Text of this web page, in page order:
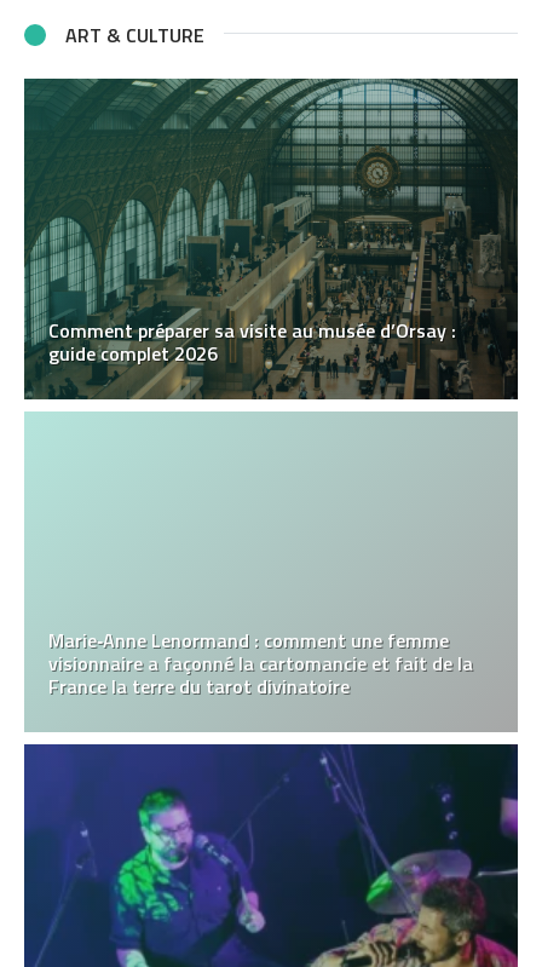
ART & CULTURE
Comment préparer sa visite au musée d’Orsay :
guide complet 2026
Marie‑Anne Lenormand : comment une femme
visionnaire a façonné la cartomancie et fait de la
France la terre du tarot divinatoire